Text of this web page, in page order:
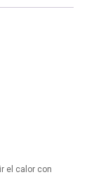
el calor con